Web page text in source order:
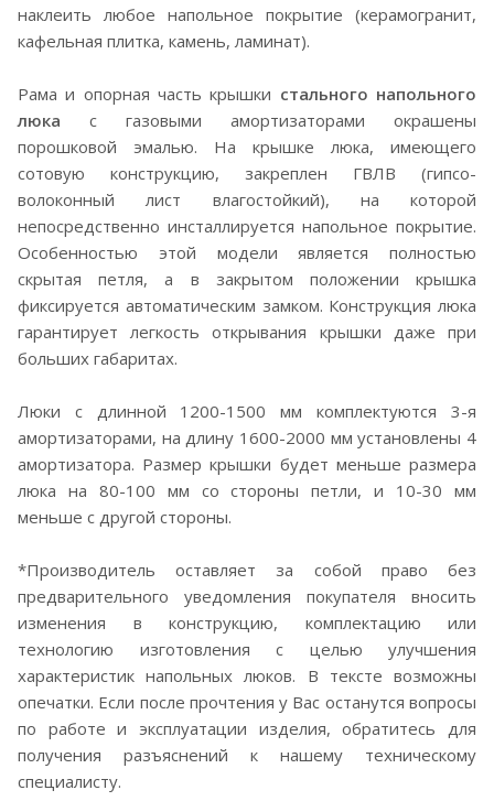
наклеить любое напольное покрытие (керамогранит,
кафельная плитка, камень, ламинат).
Рама и опорная часть крышки стального напольного
люка с газовыми амортизаторами окрашены
порошковой эмалью. На крышке люка, имеющего
сотовую конструкцию, закреплен ГВЛВ (гипсо-
волоконный лист влагостойкий), на которой
непосредственно инсталлируется напольное покрытие.
Особенностью этой модели является полностью
скрытая петля, а в закрытом положении крышка
фиксируется автоматическим замком. Конструкция люка
гарантирует легкость открывания крышки даже при
больших габаритах.
Люки с длинной 1200-1500 мм комплектуются 3-я
амортизаторами, на длину 1600-2000 мм установлены 4
амортизатора. Размер крышки будет меньше размера
люка на 80-100 мм со стороны петли, и 10-30 мм
меньше с другой стороны.
*Производитель оставляет за собой право без
предварительного уведомления покупателя вносить
изменения в конструкцию, комплектацию или
технологию изготовления с целью улучшения
характеристик напольных люков. В тексте возможны
опечатки. Если после прочтения у Вас останутся вопросы
по работе и эксплуатации изделия, обратитесь для
получения разъяснений к нашему техническому
специалисту.